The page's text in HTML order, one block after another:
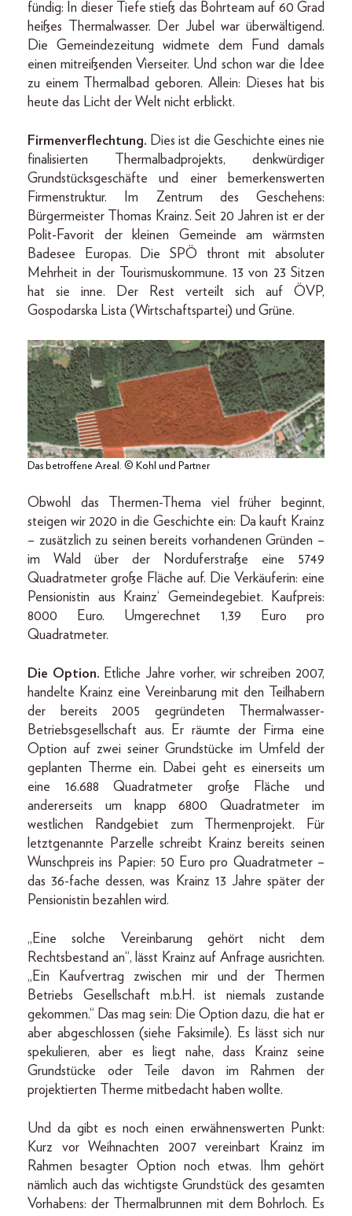
fündig: In dieser Tiefe stieß das Bohrteam auf 60 Grad
heißes Thermalwasser. Der Jubel war überwältigend.
Die Gemeindezeitung widmete dem Fund damals
einen mitreißenden Vierseiter. Und schon war die Idee
zu einem Thermalbad geboren. Allein: Dieses hat bis
heute das Licht der Welt nicht erblickt.
Firmenverflechtung. Dies ist die Geschichte eines nie
finalisierten Thermalbadprojekts, denkwürdiger
Grundstücksgeschäfte und einer bemerkenswerten
Firmenstruktur. Im Zentrum des Geschehens:
Bürgermeister Thomas Krainz. Seit 20 Jahren ist er der
Polit-Favorit der kleinen Gemeinde am wärmsten
Badesee Europas. Die SPÖ thront mit absoluter
Mehrheit in der Tourismuskommune. 13 von 23 Sitzen
hat sie inne. Der Rest verteilt sich auf ÖVP,
Gospodarska Lista (Wirtschaftspartei) und Grüne.
Das betroffene Areal. © Kohl und Partner
Obwohl das Thermen-Thema viel früher beginnt,
steigen wir 2020 in die Geschichte ein: Da kauft Krainz
– zusätzlich zu seinen bereits vorhandenen Gründen –
im Wald über der Norduferstraße eine 5749
Quadratmeter große Fläche auf. Die Verkäuferin: eine
Pensionistin aus Krainz‘ Gemeindegebiet. Kaufpreis:
8000 Euro. Umgerechnet 1,39 Euro pro
Quadratmeter.
Die Option. Etliche Jahre vorher, wir schreiben 2007,
handelte Krainz eine Vereinbarung mit den Teilhabern
der bereits 2005 gegründeten Thermalwasser-
Betriebsgesellschaft aus. Er räumte der Firma eine
Option auf zwei seiner Grundstücke im Umfeld der
geplanten Therme ein. Dabei geht es einerseits um
eine 16.688 Quadratmeter große Fläche und
andererseits um knapp 6800 Quadratmeter im
westlichen Randgebiet zum Thermenprojekt. Für
letztgenannte Parzelle schreibt Krainz bereits seinen
Wunschpreis ins Papier: 50 Euro pro Quadratmeter –
das 36-fache dessen, was Krainz 13 Jahre später der
Pensionistin bezahlen wird.
„Eine solche Vereinbarung gehört nicht dem
Rechtsbestand an“, lässt Krainz auf Anfrage ausrichten.
„Ein Kaufvertrag zwischen mir und der Thermen
Betriebs Gesellschaft m.b.H. ist niemals zustande
gekommen.“ Das mag sein: Die Option dazu, die hat er
aber abgeschlossen (siehe Faksimile). Es lässt sich nur
spekulieren, aber es liegt nahe, dass Krainz seine
Grundstücke oder Teile davon im Rahmen der
projektierten Therme mitbedacht haben wollte.
Und da gibt es noch einen erwähnenswerten Punkt:
Kurz vor Weihnachten 2007 vereinbart Krainz im
Rahmen besagter Option noch etwas. Ihm gehört
nämlich auch das wichtigste Grundstück des gesamten
Vorhabens: der Thermalbrunnen mit dem Bohrloch. Es